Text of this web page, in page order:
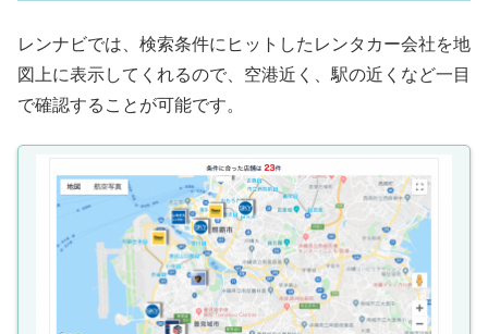
レンナビでは、検索条件にヒットしたレンタカー会社を地
図上に表示してくれるので、空港近く、駅の近くなど一目
で確認することが可能です。